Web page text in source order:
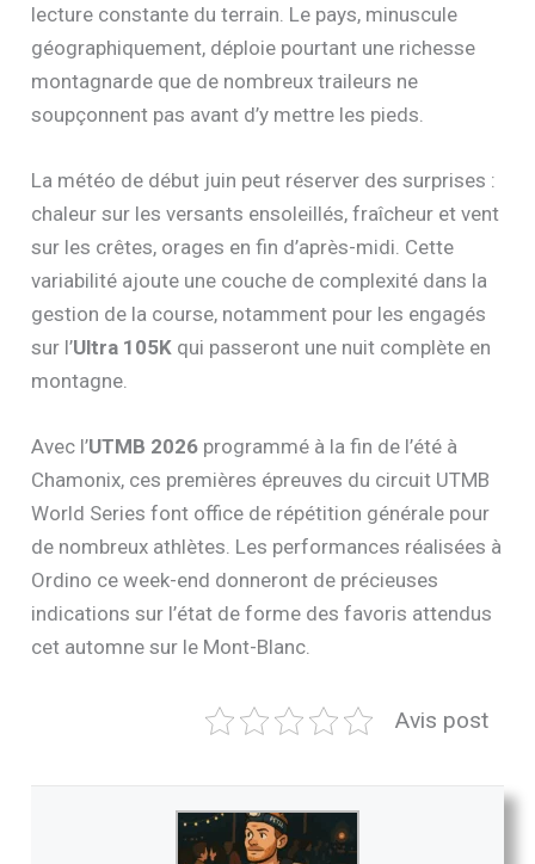
lecture constante du terrain. Le pays, minuscule
géographiquement, déploie pourtant une richesse
montagnarde que de nombreux traileurs ne
soupçonnent pas avant d’y mettre les pieds.
La météo de début juin peut réserver des surprises :
chaleur sur les versants ensoleillés, fraîcheur et vent
sur les crêtes, orages en fin d’après-midi. Cette
variabilité ajoute une couche de complexité dans la
gestion de la course, notamment pour les engagés
sur l’Ultra 105K qui passeront une nuit complète en
montagne.
Avec l’UTMB 2026 programmé à la fin de l’été à
Chamonix, ces premières épreuves du circuit UTMB
World Series font office de répétition générale pour
de nombreux athlètes. Les performances réalisées à
Ordino ce week-end donneront de précieuses
indications sur l’état de forme des favoris attendus
cet automne sur le Mont-Blanc.
Avis post